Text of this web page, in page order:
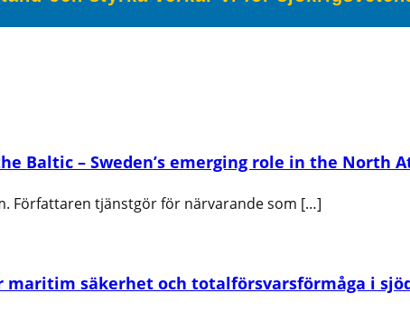
Baltic – Sweden’s emerging role in the North
Författaren tjänstgör för närvarande som […]
säkerhet och totalförsvarsförmåga i